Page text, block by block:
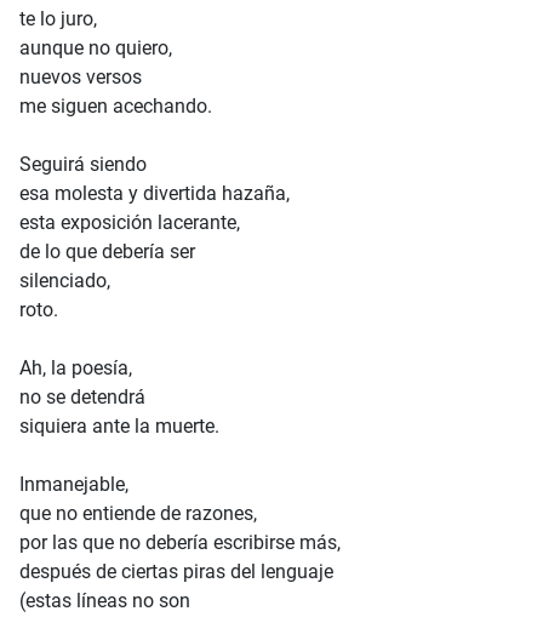
te lo juro,
aunque no quiero,
nuevos versos
me siguen acechando.
Seguirá siendo
esa molesta y divertida hazaña,
esta exposición lacerante,
de lo que debería ser
silenciado,
roto.
Ah, la poesía,
no se detendrá
siquiera ante la muerte.
Inmanejable,
que no entiende de razones,
por las que no debería escribirse más,
después de ciertas piras del lenguaje
(estas líneas no son